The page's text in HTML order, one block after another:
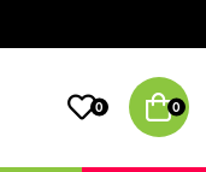
0 0